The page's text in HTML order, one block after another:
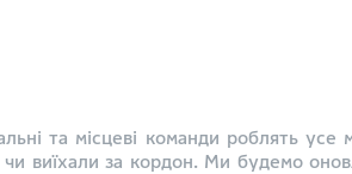
та місцеві команди роблять усе
чи виїхали за кордон. Ми будемо